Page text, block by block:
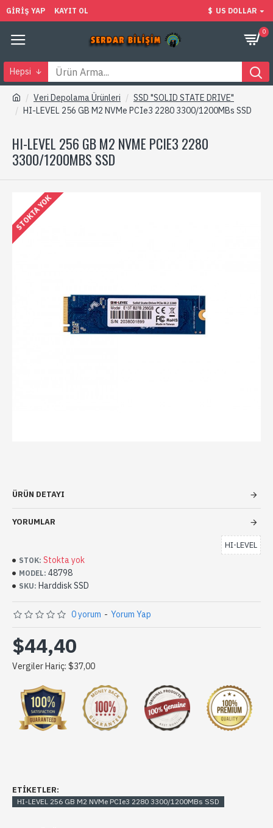
GIRIŞ YAP KAYIT OL $ US DOLLAR
0
Hepsi
Veri Depolama Ürünleri
SSD "SOLID STATE DRIVE"
HI-LEVEL 256 GB M2 NVMe PCIe3 2280 3300/1200MBs SSD
HI-LEVEL 256 GB M2 NVME PCIE3 2280
3300/1200MBS SSD
STOKTA YOK
ÜRÜN DETAYI
YORUMLAR
STOK: Stokta yok
MODEL: 48798
SKU: Harddisk SSD
HI-LEVEL
0 yorum - Yorum Yap
$44,40
Vergiler Hariç: $37,00
ETIKETLER:
HI-LEVEL 256 GB M2 NVMe PCIe3 2280 3300/1200MBs SSD